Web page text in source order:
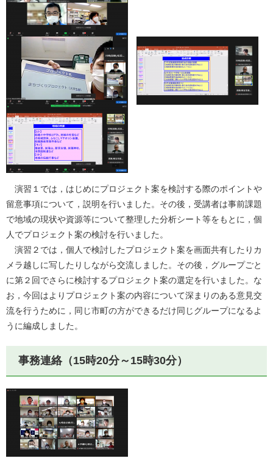
演習１では，はじめにプロジェクト案を検討する際のポイントや
留意事項について，説明を行いました。その後，受講者は事前課題
で地域の現状や資源等について整理した分析シート等をもとに，個
人でプロジェクト案の検討を行いました。
演習２では，個人で検討したプロジェクト案を画面共有したりカ
メラ越しに写したりしながら交流しました。その後，グループごと
に第２回でさらに検討するプロジェクト案の選定を行いました。な
お，今回はよりプロジェクト案の内容について深まりのある意見交
流を行うために，同じ市町の方ができるだけ同じグループになるよ
うに編成しました。
事務連絡（15時20分～15時30分）